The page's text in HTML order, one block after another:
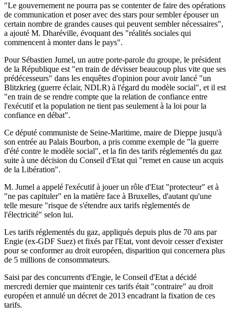
"Le gouvernement ne pourra pas se contenter de faire des opérations
de communication et poser avec des stars pour sembler épouser un
certain nombre de grandes causes qui peuvent sembler nécessaires",
a ajouté M. Dharéville, évoquant des "réalités sociales qui
commencent à monter dans le pays".
Pour Sébastien Jumel, un autre porte-parole du groupe, le président
de la République est "en train de dévisser beaucoup plus vite que ses
prédécesseurs" dans les enquêtes d'opinion pour avoir lancé "un
Blitzkrieg (guerre éclair, NDLR) à l'égard du modèle social", et il est
"en train de se rendre compte que la relation de confiance entre
l'exécutif et la population ne tient pas seulement à la loi pour la
confiance en débat".
Ce député communiste de Seine-Maritime, maire de Dieppe jusqu'à
son entrée au Palais Bourbon, a pris comme exemple de "la guerre
d'été contre le modèle social", et la fin des tarifs réglementés du gaz
suite à une décision du Conseil d'Etat qui "remet en cause un acquis
de la Libération".
M. Jumel a appelé l'exécutif à jouer un rôle d'Etat "protecteur" et à
"ne pas capituler" en la matière face à Bruxelles, d'autant qu'une
telle mesure "risque de s'étendre aux tarifs règlementés de
l'électricité" selon lui.
Les tarifs réglementés du gaz, appliqués depuis plus de 70 ans par
Engie (ex-GDF Suez) et fixés par l'Etat, vont devoir cesser d'exister
pour se conformer au droit européen, disparition qui concernera plus
de 5 millions de consommateurs.
Saisi par des concurrents d'Engie, le Conseil d'Etat a décidé
mercredi dernier que maintenir ces tarifs était "contraire" au droit
européen et annulé un décret de 2013 encadrant la fixation de ces
tarifs.